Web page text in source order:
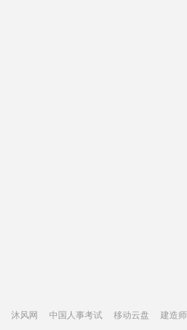
沐风网 中国人事考试 移动云盘 建造师